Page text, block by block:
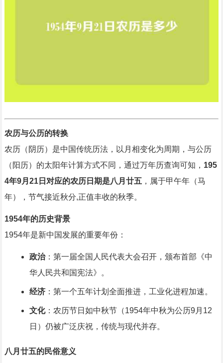
农历与公历的转换
农历（阴历）是中国传统历法，以月相变化为周期，与公历
（阳历）的太阳年计算方式不同，通过万年历查询可知， 195
4年9月21日对应的农历日期是八月廿五，属于甲午年（马
年），节气接近秋分,正值丰收的秋季。
1954年的历史背景
1954年是新中国发展的重要年份：
政治：第一届全国人民代表大会召开，颁布首部《中
华人民共和国宪法》。
经济：第一个五年计划全面推进，工业化进程加速。
文化：农历节日如中秋节（1954年中秋为公历9月12
日）仍被广泛庆祝，传统与现代并存。
八月廿五的民俗意义